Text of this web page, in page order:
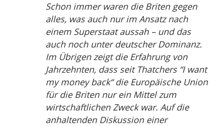
Schon immer waren die Briten gegen
alles, was auch nur im Ansatz nach
einem Superstaat aussah – und das
auch noch unter deutscher Dominanz.
Im Übrigen zeigt die Erfahrung von
Jahrzehnten, dass seit Thatchers “I want
my money back“ die Europäische Union
für die Briten nur ein Mittel zum
wirtschaftlichen Zweck war. Auf die
anhaltenden Diskussion einer